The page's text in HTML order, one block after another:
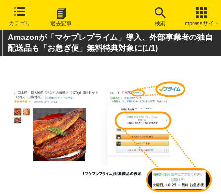
カテゴリ 過去記事 検索 Impressサイト
Amazonが「マケプレプライム」導入、外部事業者の独自
配送品も「お急ぎ便」無料特典対象に(1/1)